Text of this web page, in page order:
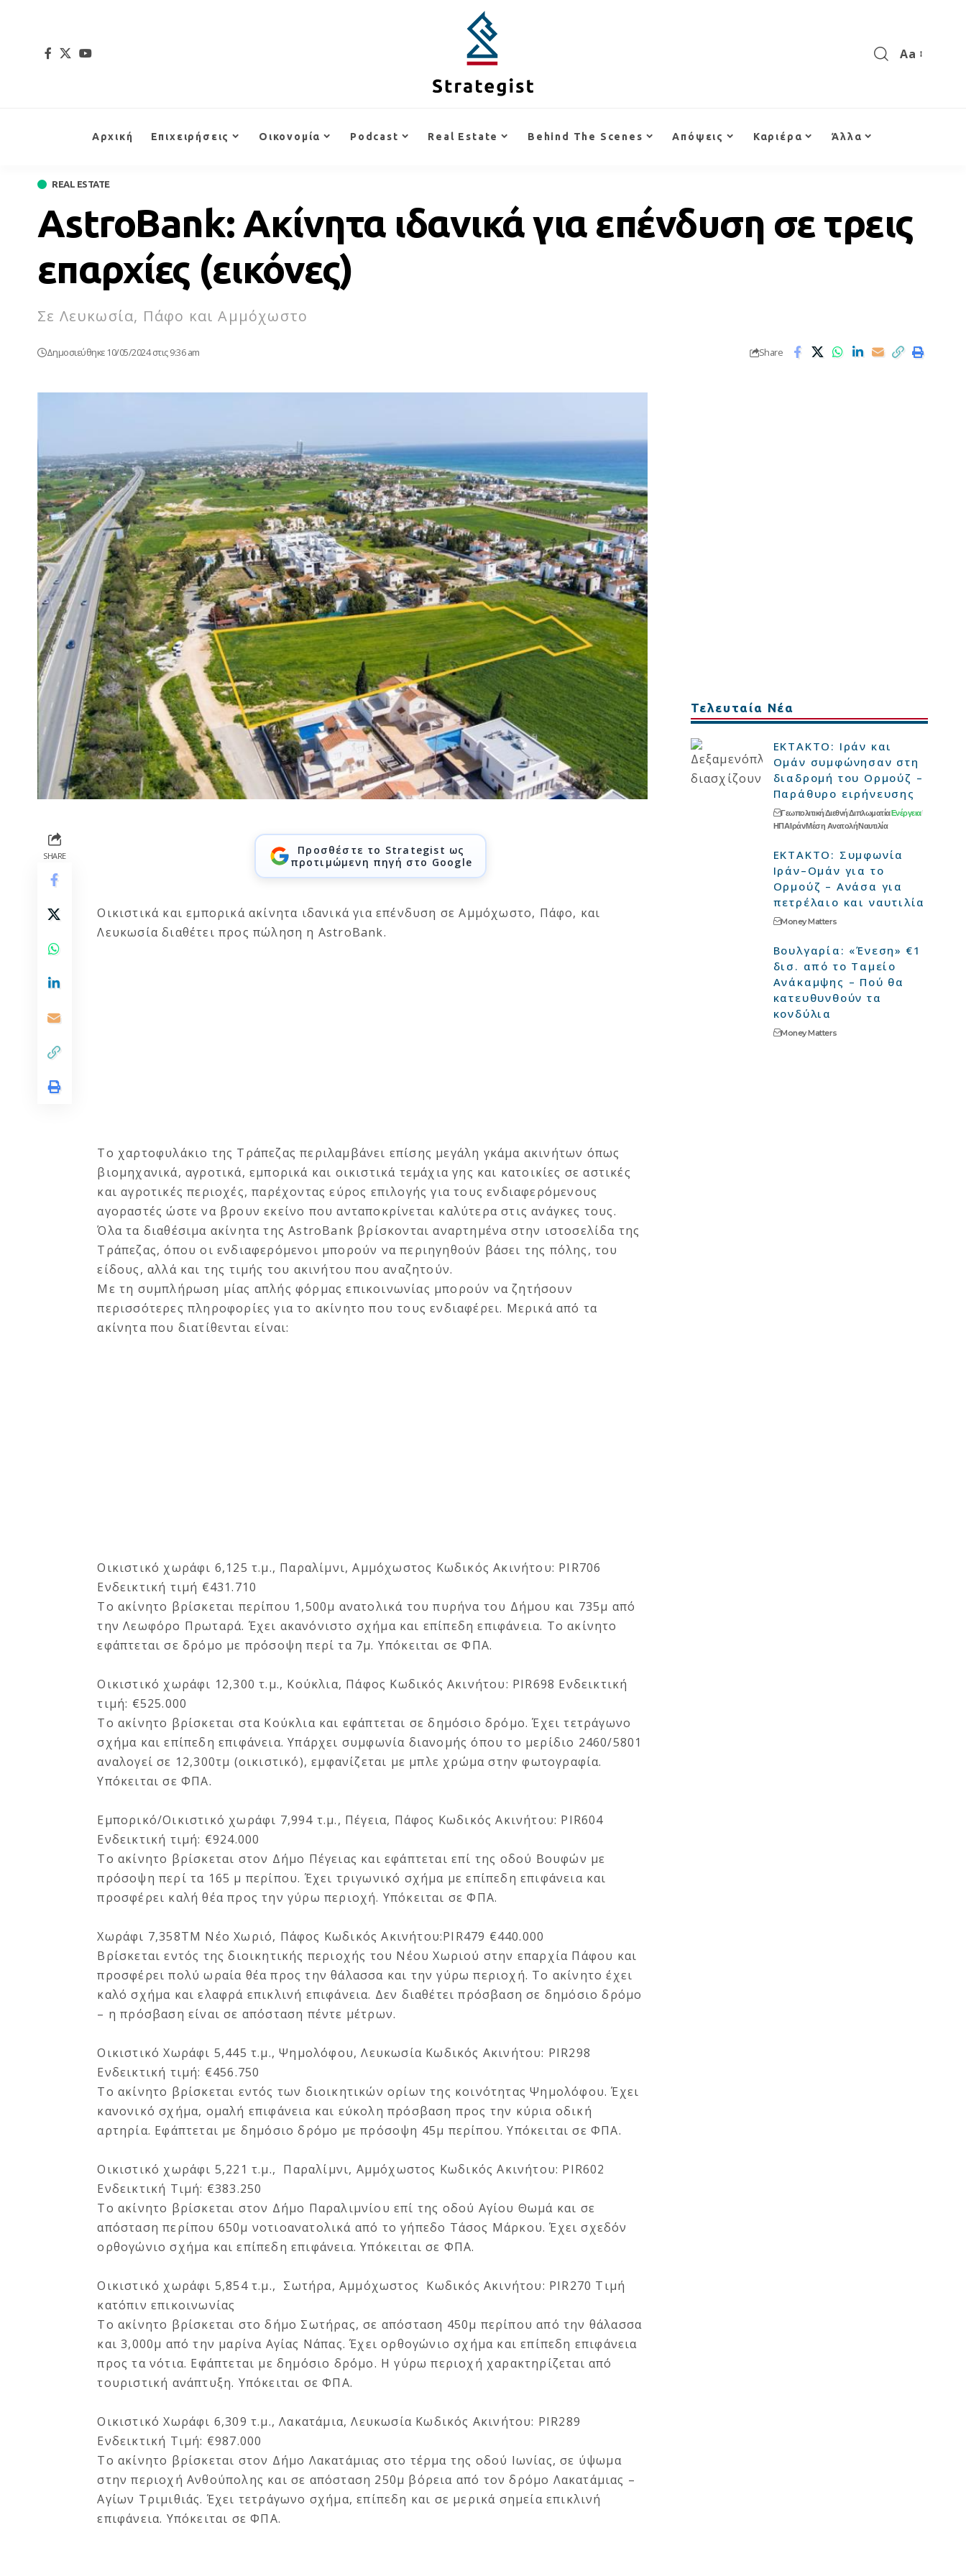
Aa
Αρχική Επιχειρήσεις Οικονομία Podcast Real Estate Behind The Scenes Απόψεις Καριέρα Άλλα
REAL ESTATE
AstroBank: Ακίνητα ιδανικά για επένδυση σε τρεις
επαρχίες (εικόνες)
Σε Λευκωσία, Πάφο και Αμμόχωστο
Δημοσιεύθηκε 10/05/2024 στις 9:36 am Share
SHARE
Προσθέστε το Strategist ως
προτιμώμενη πηγή στο Google
Οικιστικά και εμπορικά ακίνητα ιδανικά για επένδυση σε Αμμόχωστο, Πάφο, και
Λευκωσία διαθέτει προς πώληση η AstroBank.
Το χαρτοφυλάκιο της Τράπεζας περιλαμβάνει επίσης μεγάλη γκάμα ακινήτων όπως
βιομηχανικά, αγροτικά, εμπορικά και οικιστικά τεμάχια γης και κατοικίες σε αστικές
και αγροτικές περιοχές, παρέχοντας εύρος επιλογής για τους ενδιαφερόμενους
αγοραστές ώστε να βρουν εκείνο που ανταποκρίνεται καλύτερα στις ανάγκες τους.
Όλα τα διαθέσιμα ακίνητα της AstroBank βρίσκονται αναρτημένα στην ιστοσελίδα της
Τράπεζας, όπου οι ενδιαφερόμενοι μπορούν να περιηγηθούν βάσει της πόλης, του
είδους, αλλά και της τιμής του ακινήτου που αναζητούν.
Με τη συμπλήρωση μίας απλής φόρμας επικοινωνίας μπορούν να ζητήσουν
περισσότερες πληροφορίες για το ακίνητο που τους ενδιαφέρει. Μερικά από τα
ακίνητα που διατίθενται είναι:
Οικιστικό χωράφι 6,125 τ.μ., Παραλίμνι, Αμμόχωστος Κωδικός Ακινήτου: PIR706
Ενδεικτική τιμή €431.710
Το ακίνητο βρίσκεται περίπου 1,500μ ανατολικά του πυρήνα του Δήμου και 735μ από
την Λεωφόρο Πρωταρά. Έχει ακανόνιστο σχήμα και επίπεδη επιφάνεια. Το ακίνητο
εφάπτεται σε δρόμο με πρόσοψη περί τα 7μ. Υπόκειται σε ΦΠΑ.
Οικιστικό χωράφι 12,300 τ.μ., Κούκλια, Πάφος Κωδικός Ακινήτου: PIR698 Ενδεικτική
τιμή: €525.000
Το ακίνητο βρίσκεται στα Κούκλια και εφάπτεται σε δημόσιο δρόμο. Έχει τετράγωνο
σχήμα και επίπεδη επιφάνεια. Υπάρχει συμφωνία διανομής όπου το μερίδιο 2460/5801
αναλογεί σε 12,300τμ (οικιστικό), εμφανίζεται με μπλε χρώμα στην φωτογραφία.
Υπόκειται σε ΦΠΑ.
Εμπορικό/Οικιστικό χωράφι 7,994 τ.μ., Πέγεια, Πάφος Κωδικός Ακινήτου: PIR604
Ενδεικτική τιμή: €924.000
Το ακίνητο βρίσκεται στον Δήμο Πέγειας και εφάπτεται επί της οδού Βουφών με
πρόσοψη περί τα 165 μ περίπου. Έχει τριγωνικό σχήμα με επίπεδη επιφάνεια και
προσφέρει καλή θέα προς την γύρω περιοχή. Υπόκειται σε ΦΠΑ.
Χωράφι 7,358ΤΜ Νέο Χωριό, Πάφος Κωδικός Ακινήτου:PIR479 €440.000
Βρίσκεται εντός της διοικητικής περιοχής του Νέου Χωριού στην επαρχία Πάφου και
προσφέρει πολύ ωραία θέα προς την θάλασσα και την γύρω περιοχή. Το ακίνητο έχει
καλό σχήμα και ελαφρά επικλινή επιφάνεια. Δεν διαθέτει πρόσβαση σε δημόσιο δρόμο
– η πρόσβαση είναι σε απόσταση πέντε μέτρων.
Οικιστικό Χωράφι 5,445 τ.μ., Ψημολόφου, ΛευκωσίαΚωδικός Ακινήτου: PIR298
Ενδεικτική τιμή: €456.750
Τo ακίνητο βρίσκεται εντός των διοικητικών ορίων της κοινότητας Ψημολόφου. Έχει
κανονικό σχήμα, ομαλή επιφάνεια και εύκολη πρόσβαση προς την κύρια οδική
αρτηρία. Εφάπτεται με δημόσιο δρόμο με πρόσοψη 45μ περίπου. Υπόκειται σε ΦΠΑ.
Οικιστικό χωράφι 5,221 τ.μ., Παραλίμνι, Αμμόχωστος Κωδικός Ακινήτου: PIR602
Ενδεικτική Τιμή: €383.250
Το ακίνητο βρίσκεται στον Δήμο Παραλιμνίου επί της οδού Αγίου Θωμά και σε
απόσταση περίπου 650μ νοτιοανατολικά από το γήπεδο Τάσος Μάρκου. Έχει σχεδόν
ορθογώνιο σχήμα και επίπεδη επιφάνεια. Υπόκειται σε ΦΠΑ.
Οικιστικό χωράφι 5,854 τ.μ., Σωτήρα, Αμμόχωστος Κωδικός Ακινήτου: PIR270 Τιμή
κατόπιν επικοινωνίας
Το ακίνητο βρίσκεται στο δήμο Σωτήρας, σε απόσταση 450μ περίπου από την θάλασσα
και 3,000μ από την μαρίνα Αγίας Νάπας. Έχει ορθογώνιο σχήμα και επίπεδη επιφάνεια
προς τα νότια. Eφάπτεται με δημόσιο δρόμο. Η γύρω περιοχή χαρακτηρίζεται από
τουριστική ανάπτυξη. Υπόκειται σε ΦΠΑ.
Οικιστικό Χωράφι 6,309 τ.μ., Λακατάμια, ΛευκωσίαΚωδικός Ακινήτου: PIR289
Ενδεικτική Τιμή: €987.000
Το ακίνητο βρίσκεται στον Δήμο Λακατάμιας στο τέρμα της οδού Ιωνίας, σε ύψωμα
στην περιοχή Ανθούπολης και σε απόσταση 250μ βόρεια από τον δρόμο Λακατάμιας –
Αγίων Τριμιθιάς. Έχει τετράγωνο σχήμα, επίπεδη και σε μερικά σημεία επικλινή
επιφάνεια. Υπόκειται σε ΦΠΑ.
Τελευταία Νέα
ΕΚΤΑΚΤΟ: Ιράν και
Ομάν συμφώνησαν στη
διαδρομή του Ορμούζ –
Παράθυρο ειρήνευσης
ΓεωπολιτικήΔιεθνήΔιπλωματίαΕνέργεια
ΗΠΑΙράνΜέση ΑνατολήΝαυτιλία
ΕΚΤΑΚΤΟ: Συμφωνία
Ιράν–Ομάν για το
Ορμούζ – Ανάσα για
πετρέλαιο και ναυτιλία
Money Matters
Βουλγαρία: «Ένεση» €1
δισ. από το Ταμείο
Ανάκαμψης – Πού θα
κατευθυνθούν τα
κονδύλια
Money Matters